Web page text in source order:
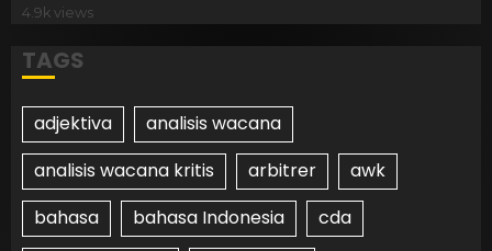
4.9k views
TAGS
adjektiva
analisis wacana
analisis wacana kritis
arbitrer
awk
bahasa
bahasa Indonesia
cda